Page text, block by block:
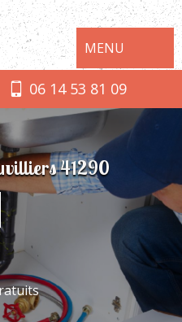
MENU
06 14 53 81 09
41290